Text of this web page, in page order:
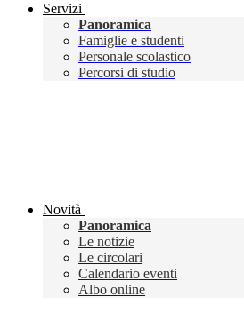
Servizi
Panoramica
Famiglie e studenti
Personale scolastico
Percorsi di studio
Novità
Panoramica
Le notizie
Le circolari
Calendario eventi
Albo online